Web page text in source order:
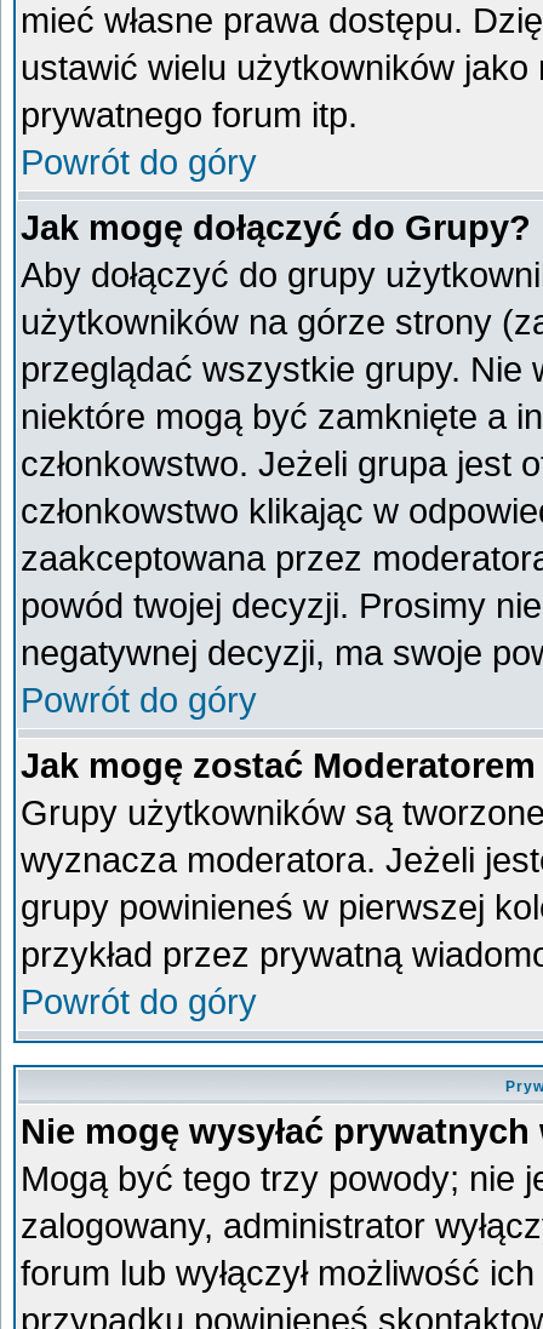
mieć własne prawa dostępu.
ustawić wielu użytkowników
prywatnego forum itp.
Powrót do góry
Jak mogę dołączyć do Grupy?
Aby dołączyć do grupy
użytkowników na górze strony
przeglądać wszystkie grupy.
niektóre mogą być zamknięte a
członkowstwo. Jeżeli grupa jest
członkowstwo klikając w
zaakceptowana przez
powód twojej decyzji. Prosimy
negatywnej decyzji, ma swoje
Powrót do góry
Jak mogę zostać
Grupy użytkowników są
wyznacza moderatora. Jeżeli
grupy powinieneś w pierwszej
przykład przez prywatną
Powrót do góry
Nie mogę wysyłać
Mogą być tego trzy powody; nie
zalogowany, administrator
forum lub wyłączył możliwość
przypadku powinieneś